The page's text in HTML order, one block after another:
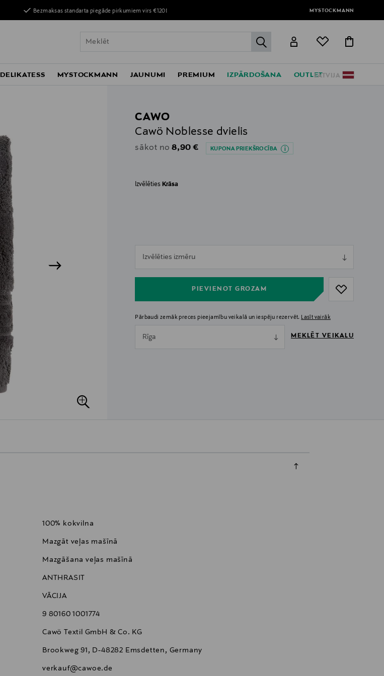
Bezmaksas standarta piegāde pirkumiem virs €120! MYSTOCKMANN
label.header.go
LATVIJA
DELIKATESS MYSTOCKMANN JAUNUMI PREMIUM IZPĀRDOŠANA OUTLET
CAWO
Cawö Noblesse dvielis
sākot no Original Price
8,90 € KUPONA PRIEKŠROCĪBA
IzvēlētiesKrāsa
Izvēlēties izmēru
PIEVIENOT GROZAM
null
Pārbaudi zemāk preces pieejamību veikalā un iespēju rezervēt. Lasīt vairāk
Rīga MEKLĒT VEIKALU
100% kokvilna
Mazgāt veļas mašīnā
Mazgāšana veļas mašīnā
ANTHRASIT
VĀCIJA
9 80160 1001774
Cawö Textil GmbH & Co. KG
Brookweg 91, D-48282 Emsdetten, Germany
verkauf@cawoe.de